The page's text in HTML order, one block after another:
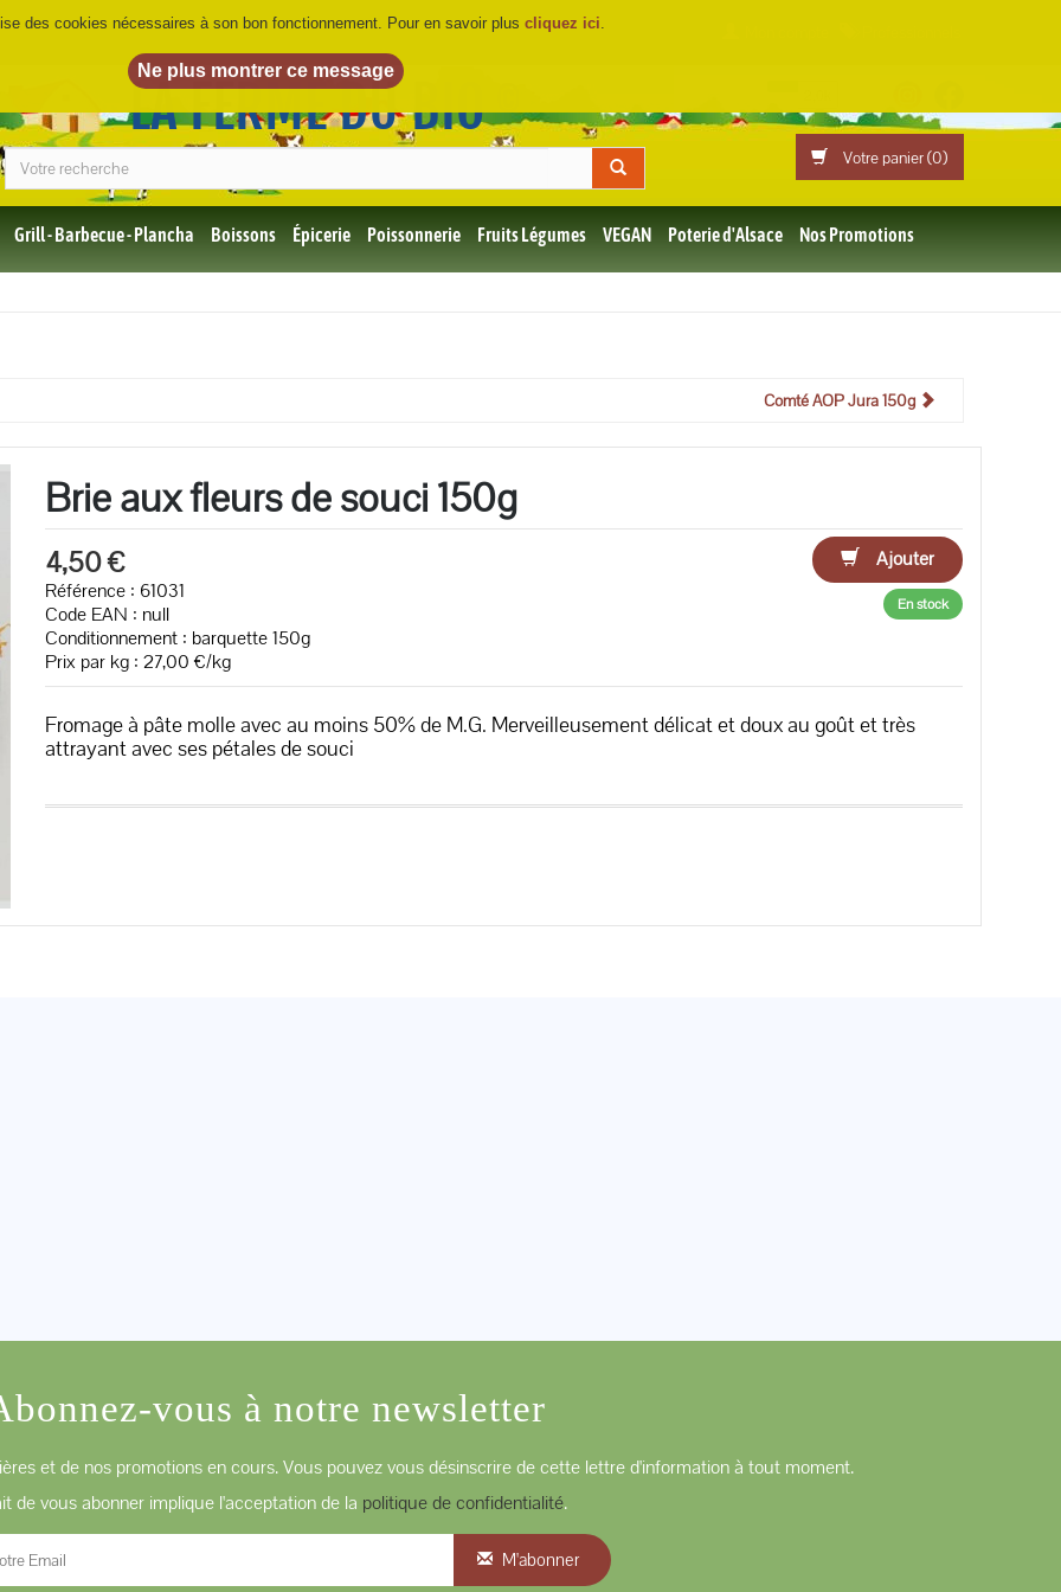
LA FERME DU BIO
Votre panier (0)
Grill - Barbecue - Plancha Boissons Épicerie Poissonnerie Fruits Légumes VEGAN Poterie d'Alsace Nos Promotions
Comté AOP Jura 150g
Brie aux fleurs de souci 150g
4,50 €
Ajouter
Référence : 61031
Code EAN : null
Conditionnement : barquette 150g
Prix par kg : 27,00 €/kg
En stock
Fromage à pâte molle avec au moins 50% de M.G. Merveilleusement délicat et doux au goût et très
attrayant avec ses pétales de souci
vous à notre newsletter
et de nos promotions en cours. Vous pouvez vous désinscrire de cette lettre d'information à tout moment.
de vous abonner implique l'acceptation de la politique de confidentialité.
M'abonner
des cookies nécessaires à son bon fonctionnement. Pour en savoir plus cliquez ici.